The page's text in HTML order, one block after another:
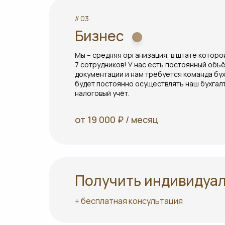
// 03
Бизнес
Мы – средняя организация, в штате
7 сотрудников! У нас есть постоянный
документации и нам требуется команда
будет постоянно осуществлять наш
налоговый учёт.
от 19 000 ₽ / месяц
Получить
+ бесплатная консультация